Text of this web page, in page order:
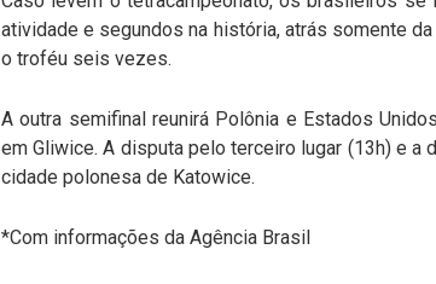
atividade e segundos na história, atrás somente
o troféu seis vezes.
A outra semifinal reunirá Polônia e Estados
em Gliwice. A disputa pelo terceiro lugar (13h) e a
cidade polonesa de Katowice.
*Com informações da Agência Brasil